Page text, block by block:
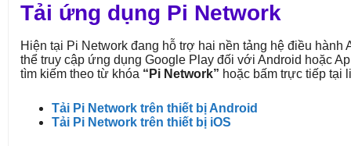
Tải ứng dụng Pi Network
Hiện tại Pi Network đang hỗ trợ hai nền tảng hệ điều hành
thể truy cập ứng dụng Google Play đối với Android hoặc
tìm kiếm theo từ khóa “Pi Network” hoặc bấm trực tiếp tại
Tải Pi Network trên thiết bị Android
Tải Pi Network trên thiết bị iOS